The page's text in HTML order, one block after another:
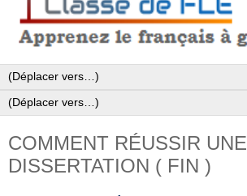
COMMENT RÉUSSIR UNE
DISSERTATION ( FIN )